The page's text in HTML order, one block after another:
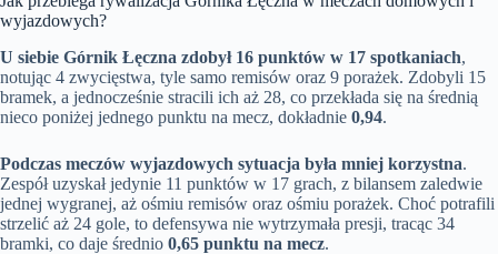
wyjazdowych?
U siebie Górnik Łęczna zdobył 16 punktów w 17 spotkaniach,
notując 4 zwycięstwa, tyle samo remisów oraz 9 porażek. Zdobyli 15
bramek, a jednocześnie stracili ich aż 28, co przekłada się na średnią
nieco poniżej jednego punktu na mecz, dokładnie 0,94.
Podczas meczów wyjazdowych sytuacja była mniej korzystna.
Zespół uzyskał jedynie 11 punktów w 17 grach, z bilansem zaledwie
jednej wygranej, aż ośmiu remisów oraz ośmiu porażek. Choć potrafili
strzelić aż 24 gole, to defensywa nie wytrzymała presji, tracąc 34
bramki, co daje średnio 0,65 punktu na mecz.